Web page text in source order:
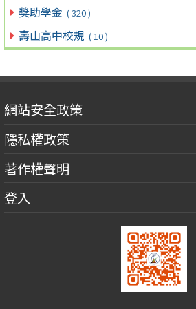
獎助學金 ( 320 )
壽山高中校規 ( 10 )
網站安全政策
隱私權政策
著作權聲明
登入